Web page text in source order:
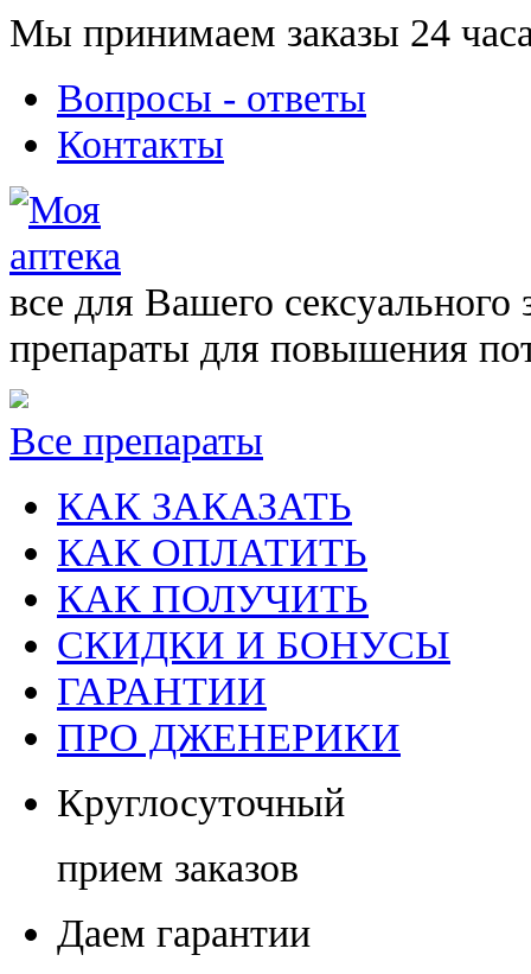
Мы принимаем заказы 24
Вопросы - ответы
Контакты
все для Вашего сексуального
препараты для повышения
Все препараты
КАК ЗАКАЗАТЬ
КАК ОПЛАТИТЬ
КАК ПОЛУЧИТЬ
СКИДКИ И БОНУСЫ
ГАРАНТИИ
ПРО ДЖЕНЕРИКИ
Круглосуточный
прием заказов
Даем гарантии